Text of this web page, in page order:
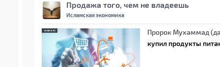
Продажа того, чем не владеешь
Исламская экономика
Пророк Мухаммад (да
купил продукты